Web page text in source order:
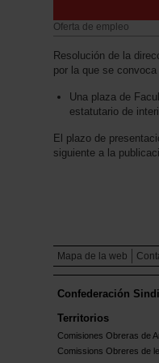
Oferta de empleo
Resolución de la
por la que se
Una plaza de
estatutario de
El plazo de
siguiente a la
Mapa de la web
Confederación
Territorios
Comisiones Obreras de
Comissions Obreres de